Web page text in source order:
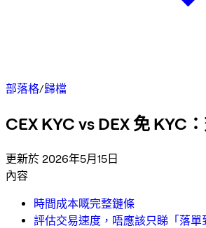
部落格/歸檔
CEX KYC vs DEX 免 KYC
更新於 2026年5月15日
內容
時間成本嘅完整鏈條
評估交易速度，唔應該只睇「落